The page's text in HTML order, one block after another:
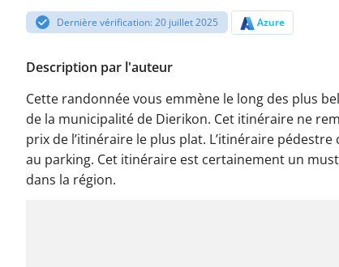
Dernière vérification: 20 juillet 2025 Azure
Description par l'auteur
Cette randonnée vous emmène le long des plus
de la municipalité de Dierikon. Cet itinéraire ne
prix de l’itinéraire le plus plat. L’itinéraire pédestre
au parking. Cet itinéraire est certainement un
dans la région.